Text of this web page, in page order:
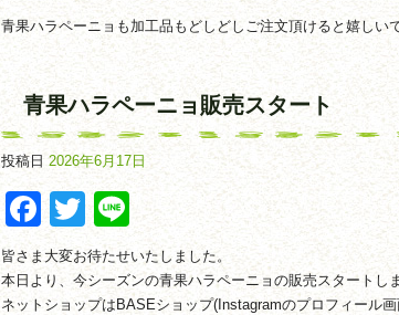
青果ハラペーニョも加工品もどしどしご注文頂けると嬉しい
青果ハラペーニョ販売スタート
投稿日 2026年6月17日
Facebook
Twitter
Line
皆さま大変お待たせいたしました。
本日より、今シーズンの青果ハラペーニョの販売スタートし
ネットショップはBASEショップ(Instagramのプロフィール